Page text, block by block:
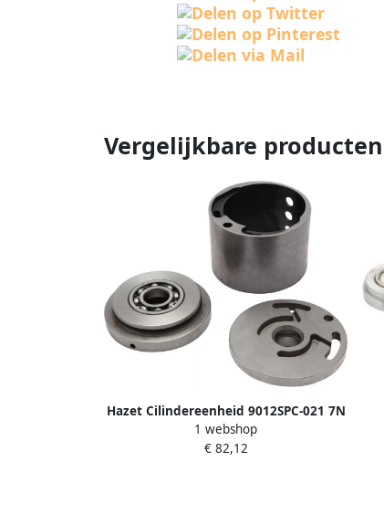
Vergelijkbare producten
Hazet Cilindereenheid 9012SPC-021 7N
1 webshop
€ 82,12